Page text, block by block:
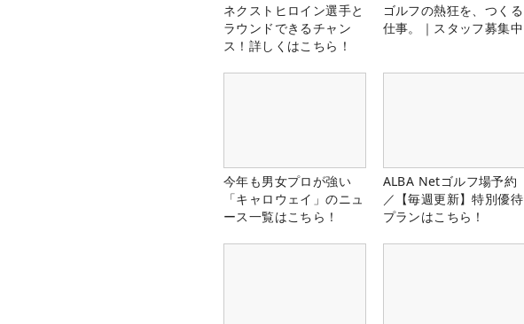
ネクストヒロイン選手と
ラウンドできるチャン
ス！詳しくはこちら！
ゴルフの熱狂を、つくる
仕事。｜スタッフ募集中
今年も男女プロが強い
「キャロウェイ」のニュ
ース一覧はこちら！
ALBA Netゴルフ場予約
／【毎週更新】特別優待
プランはこちら！